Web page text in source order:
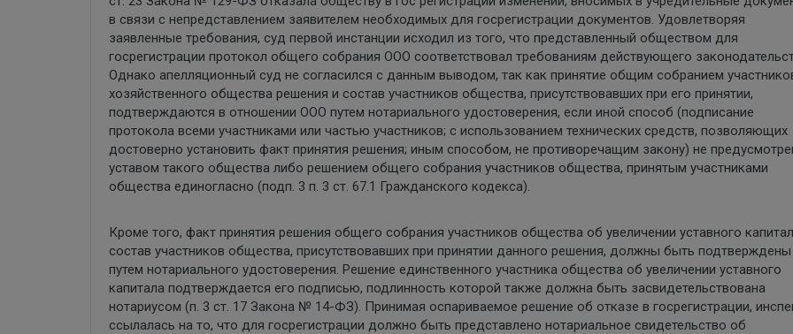
в связи с непредставлением заявителем необходимых для госрегистрации документов. Удовлетворяя
заявленные требования, суд первой инстанции исходил из того, что представленный обществом для
госрегистрации протокол общего собрания ООО соответствовал требованиям действующего
Однако апелляционный суд не согласился с данным выводом, так как принятие общим собранием
хозяйственного общества решения и состав участников общества, присутствовавших при его принятии,
подтверждаются в отношении ООО путем нотариального удостоверения, если иной способ (подписание
протокола всеми участниками или частью участников; с использованием технических средств, позволяющих
достоверно установить факт принятия решения; иным способом, не противоречащим закону) не
уставом такого общества либо решением общего собрания участников общества, принятым участниками
общества единогласно (подп. 3 п. 3 ст. 67.1 Гражданского кодекса).
Кроме того, факт принятия решения общего собрания участников общества об увеличении уставного
состав участников общества, присутствовавших при принятии данного решения, должны быть подтверждены
путем нотариального удостоверения. Решение единственного участника общества об увеличении уставного
капитала подтверждается его подписью, подлинность которой также должна быть засвидетельствована
нотариусом (п. 3 ст. 17 Закона № 14-ФЗ). Принимая оспариваемое решение об отказе в госрегистрации,
ссылалась на то, что для госрегистрации должно быть представлено нотариальное свидетельство об